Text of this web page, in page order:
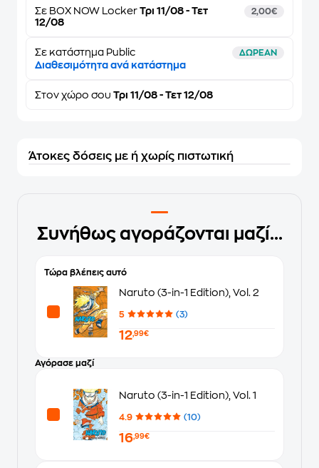
Σε BOX NOW Locker Τρι 11/08 - Τετ
12/08
2,00€
Σε κατάστημα Public ΔΩΡΕΑΝ
Διαθεσιμότητα ανά κατάστημα
Στον χώρο σου Τρι 11/08 - Τετ 12/08
Άτοκες δόσεις με ή χωρίς πιστωτική
Συνήθως αγοράζονται μαζί...
Τώρα βλέπεις αυτό
Naruto (3-in-1 Edition), Vol. 2
5 (3)
12,99€
Αγόρασε μαζί
Naruto (3-in-1 Edition), Vol. 1
4.9 (10)
16,99€